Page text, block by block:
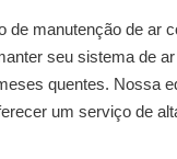
de manutenção de ar
seu sistema de
quentes. Nossa
um serviço de